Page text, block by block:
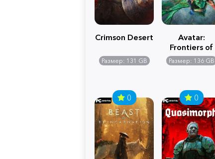
Crimson Desert
Размер: 131 GB
Avatar:
Frontiers of
Pandora
Размер: 136 GB
0 0